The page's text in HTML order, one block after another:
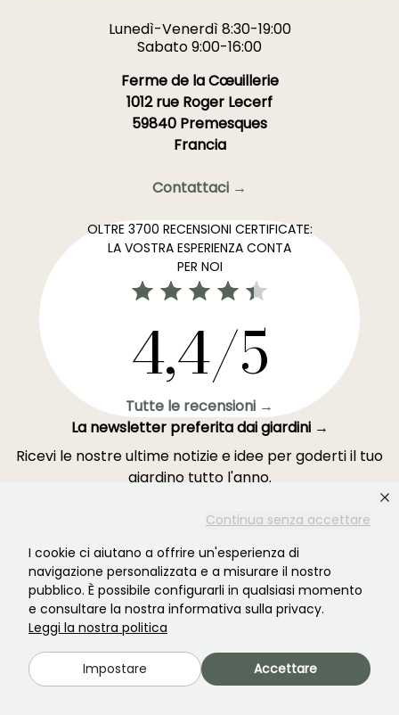
Continua senza accettare
I cookie ci aiutano a offrire un'esperienza di
navigazione personalizzata e a misurare il nostro
pubblico. È possibile configurarli in qualsiasi momento
e consultare la nostra informativa sulla privacy.
Leggi la nostra politica
Impostare Accettare
Lunedì-Venerdì 8:30-19:00
Sabato 9:00-16:00
Ferme de la Cœuillerie
1012 rue Roger Lecerf
59840 Premesques
Francia
Contattaci →
OLTRE 3700 RECENSIONI CERTIFICATE:
LA VOSTRA ESPERIENZA CONTA
PER NOI
4,4/5
Tutte le recensioni →
La newsletter preferita dai giardini →
Ricevi le nostre ultime notizie e idee per goderti il tuo
giardino tutto l'anno.
Accedi →
Questo modulo è protetto da reCAPTCHA - si applicano l'